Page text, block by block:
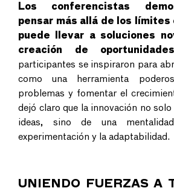
Los conferencistas
pensar más allá de los límites
puede llevar a soluciones
creación de
participantes se inspiraron para
como una herramienta
problemas y fomentar el
dejó claro que la innovación no solo
ideas, sino de una
experimentación y la adaptabilidad.
UNIENDO FUERZAS A